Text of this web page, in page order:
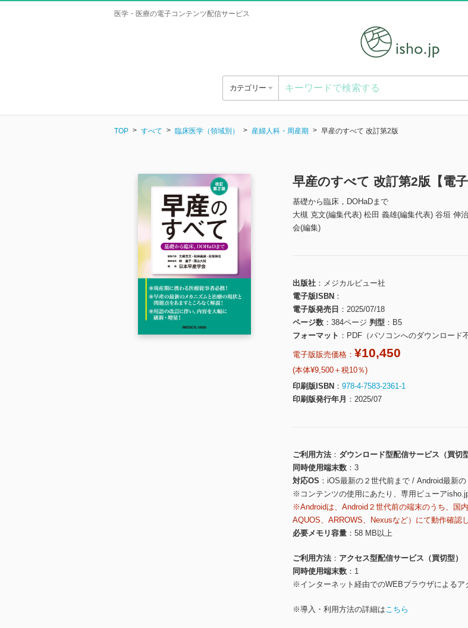
医学・医療の電子コンテンツ配信サービス
カテゴリー
TOP すべて 臨床医学（領域別） 産婦人科・周産期 早産のすべて 改訂第2版
早産のすべて 改訂第2版【電子
基礎から臨床，DOHaDまで
大槻 克文(編集代表) 松田 義雄(編集代表) 谷垣 伸
会(編集)
出版社
メジカルビュー社
電子版ISBN
電子版発売日
2025/07/18
ページ数
384ページ 判型
B5
フォーマット
PDF（パソコンへのダウンロード
電子版販売価格： ¥10,450
(本体¥9,500＋税10％)
印刷版ISBN
978-4-7583-2361-1
印刷版発行年月
2025/07
ご利用方法
ダウンロード型配信サービス（買切型
同時使用端末数
3
対応OS
iOS最新の２世代前まで / Android最新
※コンテンツの使用にあたり、専用ビューア
※Androidは、Android２世代前の端末のうち、国
AQUOS、ARROWS、Nexusなど）にて動作確認
必要メモリ容量
58 MB以上
ご利用方法
アクセス型配信サービス（買切型）
同時使用端末数
1
※インターネット経由でのWEBブラウザによるア
※導入・利用方法の詳細はこちら